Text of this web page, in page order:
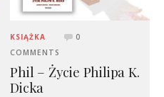
KSIĄŻKA
0
COMMENTS
Phil – Życie Philipa K.
Dicka